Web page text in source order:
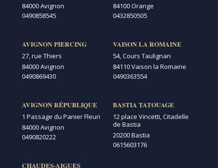
84000 Avignon
0490858545
AVIGNON PIERCING
27, rue Thiers
84000 Avignon
0490869430
AVIGNON RÉPUBLIQUE
1 Passage du Panier Fleuri
84000 Avignon
0490820222
CHAUDES-AIGUES
84100 Orange
0432850505
VAISON LA ROMAINE
54, Cours Taulignan
84110 Vaison la Romaine
0490363554
BASTIA TATOUAGE
12 place Vincetti, Citadelle
de Bastia
20200 Bastia
0615603176